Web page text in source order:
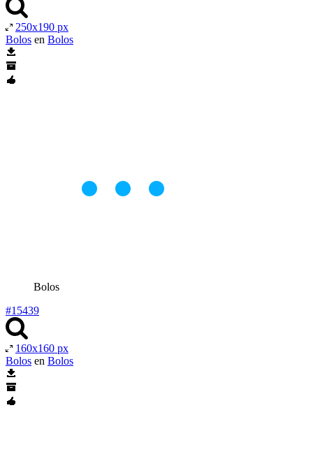
250x190 px
Bolos en Bolos
Bolos
#15439
160x160 px
Bolos en Bolos